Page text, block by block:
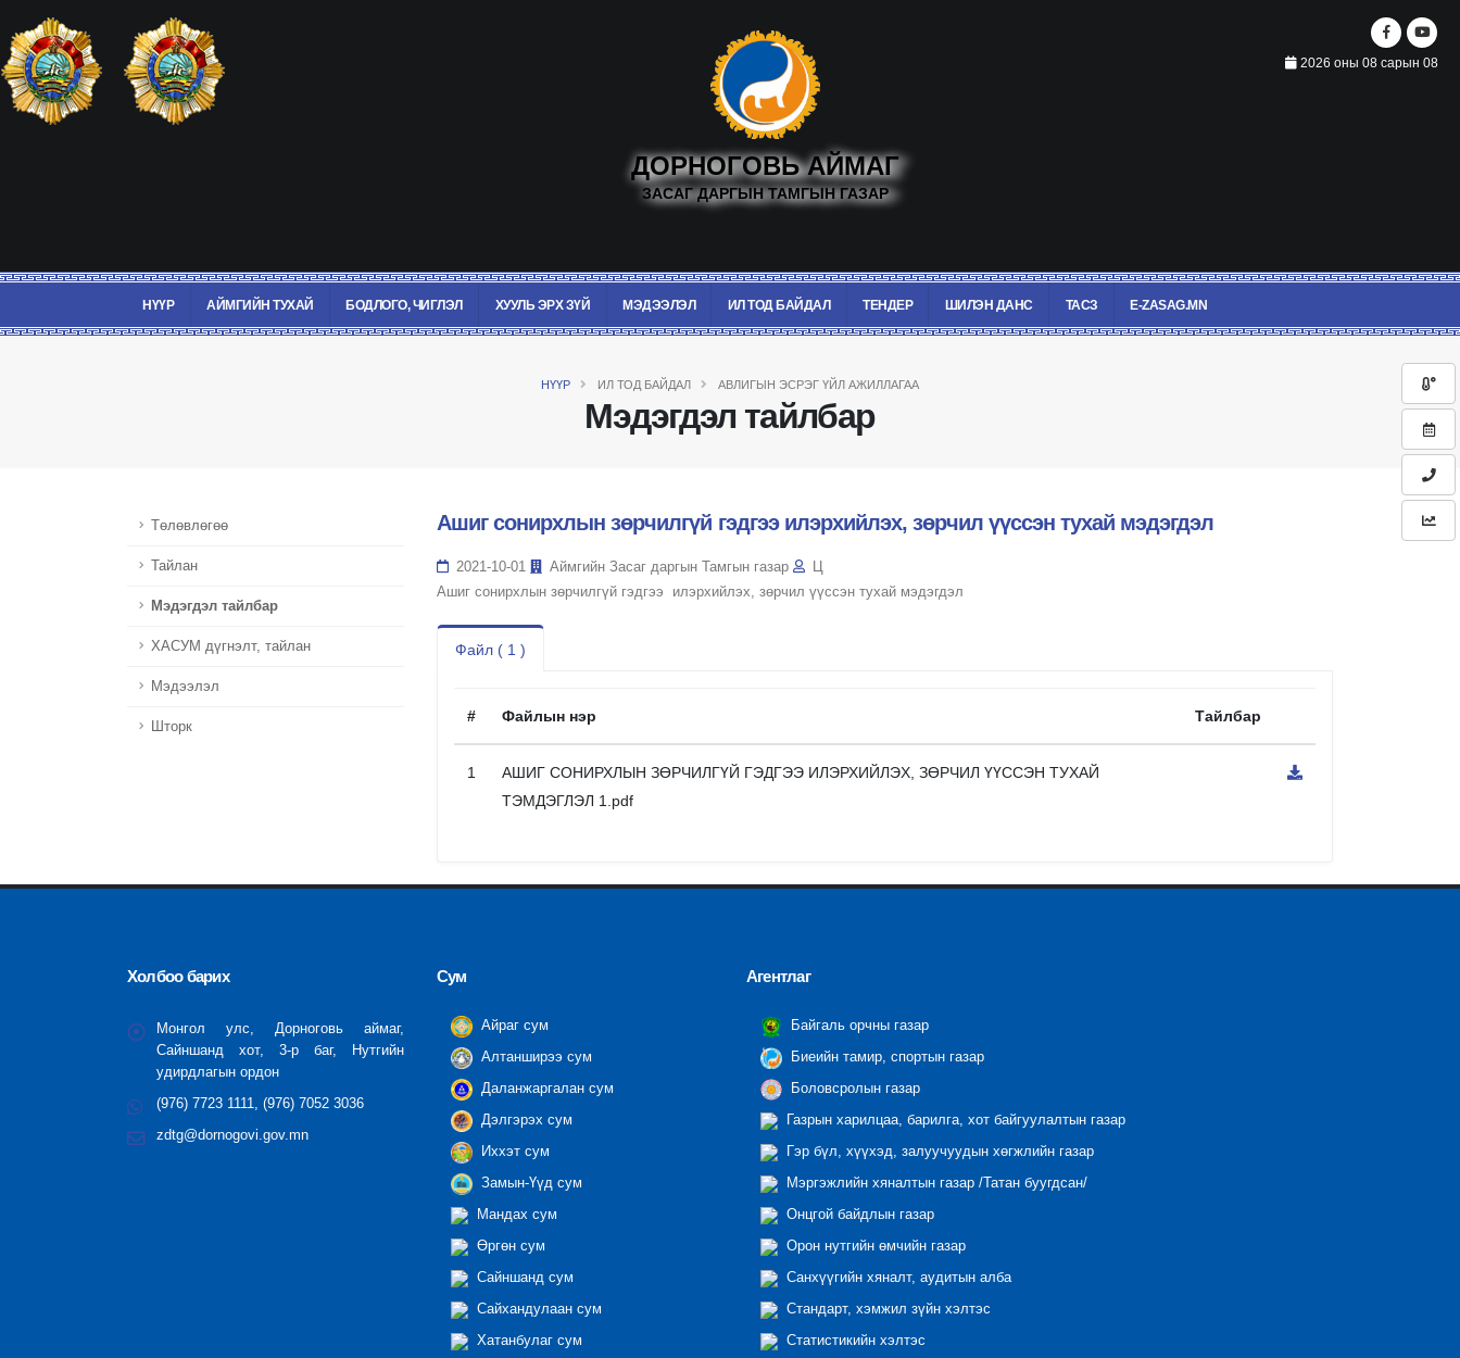
2026 оны 08 сарын 08
ДОРНОГОВЬ АЙМАГ
ЗАСАГ ДАРГЫН ТАМГЫН ГАЗАР
НҮҮР АЙМГИЙН ТУХАЙ БОДЛОГО, ЧИГЛЭЛ ХУУЛЬ ЭРХ ЗҮЙ МЭДЭЭЛЭЛ ИЛ ТОД БАЙДАЛ ТЕНДЕР ШИЛЭН ДАНС ТАСЗ E-ZASAG.MN
НҮҮР ИЛ ТОД БАЙДАЛ АВЛИГЫН ЭСРЭГ ҮЙЛ АЖИЛЛАГАА
Мэдэгдэл тайлбар
Төлөвлөгөө
Тайлан
Мэдэгдэл тайлбар
ХАСУМ дүгнэлт, тайлан
Мэдээлэл
Шторк
Ашиг сонирхлын зөрчилгүй гэдгээ илэрхийлэх, зөрчил үүссэн тухай мэдэгдэл
2021-10-01 Аймгийн Засаг даргын Тамгын газар Ц
Ашиг сонирхлын зөрчилгүй гэдгээ илэрхийлэх, зөрчил үүссэн тухай мэдэгдэл
Файл ( 1 )
# Файлын нэр Тайлбар
1
АШИГ СОНИРХЛЫН ЗӨРЧИЛГҮЙ ГЭДГЭЭ ИЛЭРХИЙЛЭХ, ЗӨРЧИЛ ҮҮССЭН ТУХАЙ
ТЭМДЭГЛЭЛ 1.pdf
Холбоо барих
Монгол улс, Дорноговь аймаг,
Сайншанд хот, 3-р баг, Нутгийн
удирдлагын ордон
(976) 7723 1111, (976) 7052 3036
zdtg@dornogovi.gov.mn
Сум
Айраг сум
Алтанширээ сум
Даланжаргалан сум
Дэлгэрэх сум
Иххэт сум
Замын-Үүд сум
Мандах сум
Өргөн сум
Сайншанд сум
Сайхандулаан сум
Хатанбулаг сум
Агентлаг
Байгаль орчны газар
Биеийн тамир, спортын газар
Боловсролын газар
Газрын харилцаа, барилга, хот байгуулалтын газар
Гэр бүл, хүүхэд, залуучуудын хөгжлийн газар
Мэргэжлийн хяналтын газар /Татан буугдсан/
Онцгой байдлын газар
Орон нутгийн өмчийн газар
Санхүүгийн хяналт, аудитын алба
Стандарт, хэмжил зүйн хэлтэс
Статистикийн хэлтэс